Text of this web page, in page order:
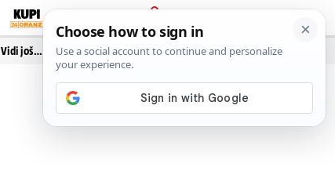
PRIJAVA
Vidi još…